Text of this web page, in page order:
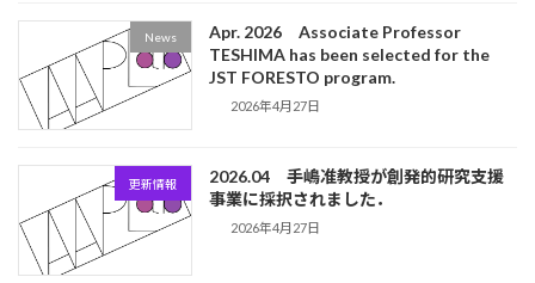
News
Apr. 2026 Associate Professor
TESHIMA has been selected for the
JST FORESTO program.
2026年4月27日
更新情報
2026.04 手嶋准教授が創発的研究支援
事業に採択されました．
2026年4月27日